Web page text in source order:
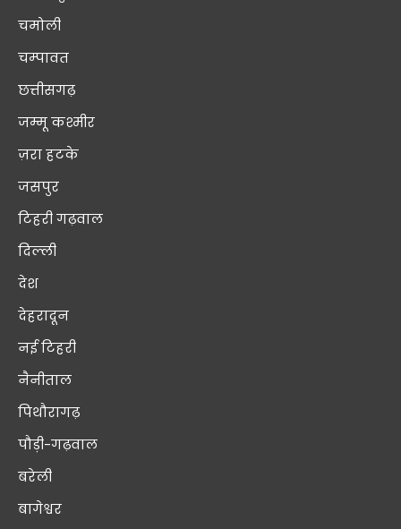
चमोली
चम्पावत
छत्तीसगढ़
जम्मू कश्मीर
ज़रा हटके
जसपुर
टिहरी गढ़वाल
दिल्ली
देश
देहरादून
नई टिहरी
नैनीताल
पिथौरागढ़
पौड़ी-गढ़वाल
बरेली
बागेश्वर